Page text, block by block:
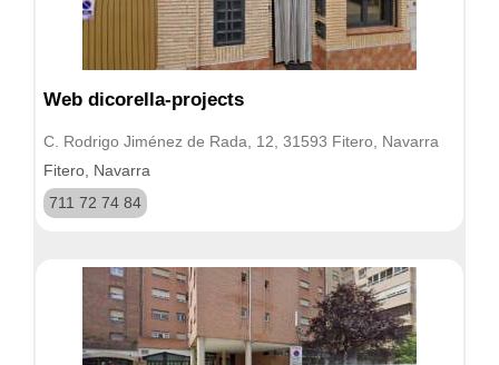
Web dicorella-projects
C. Rodrigo Jiménez de Rada, 12, 31593 Fitero, Navarra
Fitero, Navarra
711 72 74 84